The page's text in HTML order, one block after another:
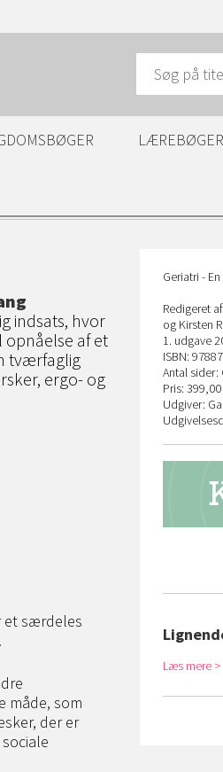
LÆREBØGER
indsats, hvor
af et
tværfaglig
ergo- og
et særdeles
måde, som
der er
Geriatri -
Redigeret
og Kirsten
1. udgave
ISBN:
Antal sider:
Pris: 399,00
Udgiver:
Læs mere